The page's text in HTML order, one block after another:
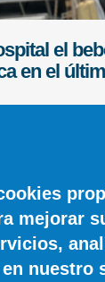
el
en el
mejorar
nuestro